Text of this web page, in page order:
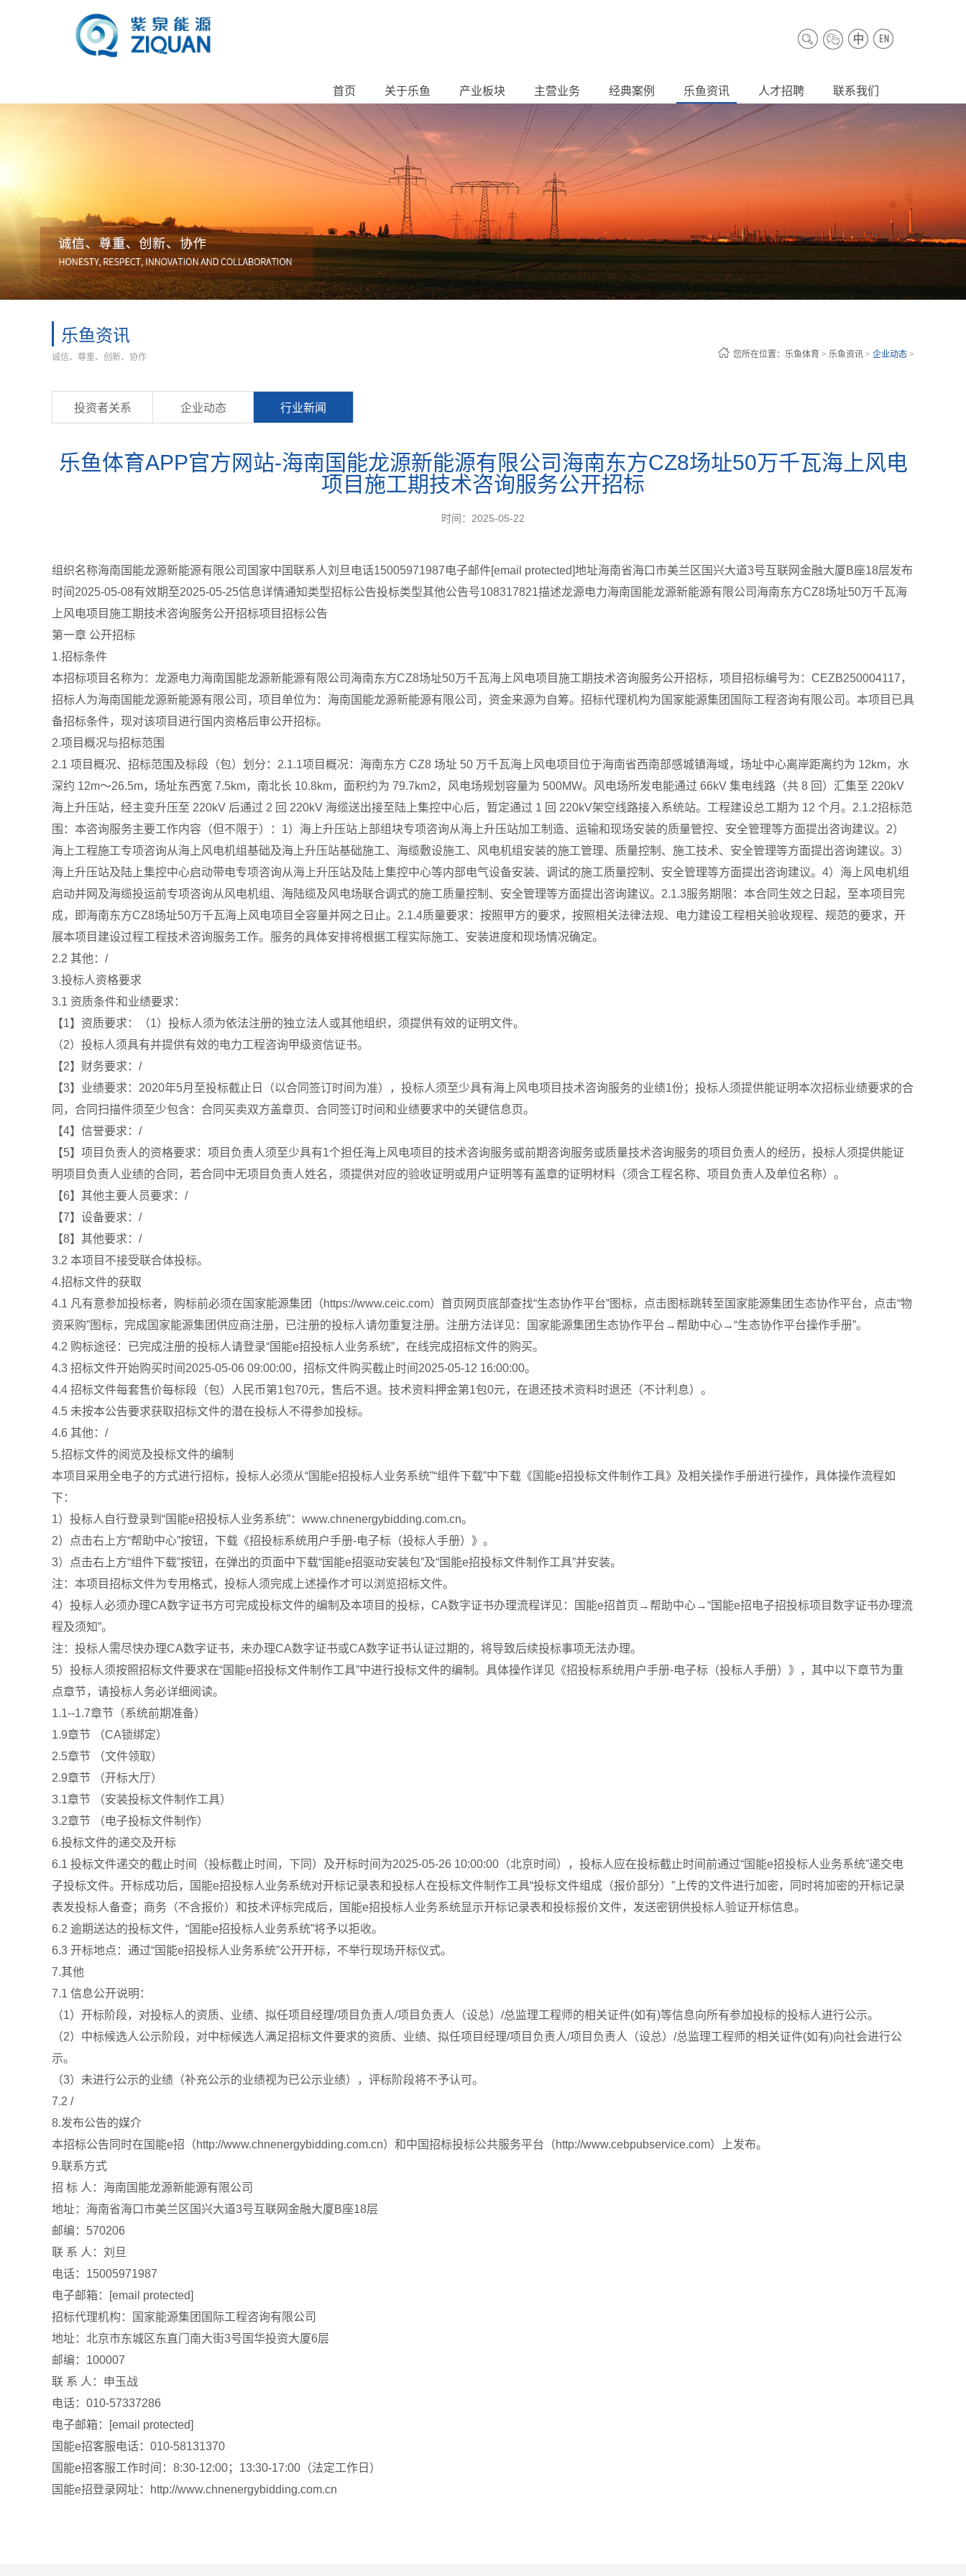
首页 关于乐鱼 产业板块 主营业务 经典案例 乐鱼资讯 人才招聘 联系我们
乐鱼资讯
诚信、尊重、创新、协作 您所在位置： 乐鱼体育 > 乐鱼资讯 > 企业动态 >
投资者关系 企业动态 行业新闻
乐鱼体育APP官方网站-海南国能龙源新能源有限公司海南东方CZ8场址50万千瓦海上风电
项目施工期技术咨询服务公开招标
时间：2025-05-22
组织名称海南国能龙源新能源有限公司国家中国联系人刘旦电话15005971987电子邮件[email protected]地址海南省海口市美兰区国兴大道3号互联网金融大厦B座18层发布
时间2025-05-08有效期至2025-05-25信息详情通知类型招标公告投标类型其他公告号108317821描述龙源电力海南国能龙源新能源有限公司海南东方CZ8场址50万千瓦海
上风电项目施工期技术咨询服务公开招标项目招标公告
第一章 公开招标
1.招标条件
本招标项目名称为：龙源电力海南国能龙源新能源有限公司海南东方CZ8场址50万千瓦海上风电项目施工期技术咨询服务公开招标，项目招标编号为：CEZB250004117，
招标人为海南国能龙源新能源有限公司，项目单位为：海南国能龙源新能源有限公司，资金来源为自筹。招标代理机构为国家能源集团国际工程咨询有限公司。本项目已具
备招标条件，现对该项目进行国内资格后审公开招标。
2.项目概况与招标范围
2.1 项目概况、招标范围及标段（包）划分：2.1.1项目概况：海南东方 CZ8 场址 50 万千瓦海上风电项目位于海南省西南部感城镇海域，场址中心离岸距离约为 12km，水
深约 12m～26.5m，场址东西宽 7.5km，南北长 10.8km，面积约为 79.7km2，风电场规划容量为 500MW。风电场所发电能通过 66kV 集电线路（共 8 回）汇集至 220kV
海上升压站，经主变升压至 220kV 后通过 2 回 220kV 海缆送出接至陆上集控中心后，暂定通过 1 回 220kV架空线路接入系统站。工程建设总工期为 12 个月。2.1.2招标范
围：本咨询服务主要工作内容（但不限于）：1）海上升压站上部组块专项咨询从海上升压站加工制造、运输和现场安装的质量管控、安全管理等方面提出咨询建议。2）
海上工程施工专项咨询从海上风电机组基础及海上升压站基础施工、海缆敷设施工、风电机组安装的施工管理、质量控制、施工技术、安全管理等方面提出咨询建议。3）
海上升压站及陆上集控中心启动带电专项咨询从海上升压站及陆上集控中心等内部电气设备安装、调试的施工质量控制、安全管理等方面提出咨询建议。4）海上风电机组
启动并网及海缆投运前专项咨询从风电机组、海陆缆及风电场联合调式的施工质量控制、安全管理等方面提出咨询建议。2.1.3服务期限：本合同生效之日起，至本项目完
成，即海南东方CZ8场址50万千瓦海上风电项目全容量并网之日止。2.1.4质量要求：按照甲方的要求，按照相关法律法规、电力建设工程相关验收规程、规范的要求，开
展本项目建设过程工程技术咨询服务工作。服务的具体安排将根据工程实际施工、安装进度和现场情况确定。
2.2 其他：/
3.投标人资格要求
3.1 资质条件和业绩要求：
【1】资质要求：（1）投标人须为依法注册的独立法人或其他组织，须提供有效的证明文件。
（2）投标人须具有并提供有效的电力工程咨询甲级资信证书。
【2】财务要求：/
【3】业绩要求：2020年5月至投标截止日（以合同签订时间为准），投标人须至少具有海上风电项目技术咨询服务的业绩1份；投标人须提供能证明本次招标业绩要求的合
同，合同扫描件须至少包含：合同买卖双方盖章页、合同签订时间和业绩要求中的关键信息页。
【4】信誉要求：/
【5】项目负责人的资格要求：项目负责人须至少具有1个担任海上风电项目的技术咨询服务或前期咨询服务或质量技术咨询服务的项目负责人的经历，投标人须提供能证
明项目负责人业绩的合同，若合同中无项目负责人姓名，须提供对应的验收证明或用户证明等有盖章的证明材料（须含工程名称、项目负责人及单位名称）。
【6】其他主要人员要求：/
【7】设备要求：/
【8】其他要求：/
3.2 本项目不接受联合体投标。
4.招标文件的获取
4.1 凡有意参加投标者，购标前必须在国家能源集团（https://www.ceic.com）首页网页底部查找“生态协作平台”图标，点击图标跳转至国家能源集团生态协作平台，点击“物
资采购”图标，完成国家能源集团供应商注册，已注册的投标人请勿重复注册。注册方法详见：国家能源集团生态协作平台→帮助中心→“生态协作平台操作手册”。
4.2 购标途径：已完成注册的投标人请登录“国能e招投标人业务系统”，在线完成招标文件的购买。
4.3 招标文件开始购买时间2025-05-06 09:00:00，招标文件购买截止时间2025-05-12 16:00:00。
4.4 招标文件每套售价每标段（包）人民币第1包70元，售后不退。技术资料押金第1包0元，在退还技术资料时退还（不计利息）。
4.5 未按本公告要求获取招标文件的潜在投标人不得参加投标。
4.6 其他：/
5.招标文件的阅览及投标文件的编制
本项目采用全电子的方式进行招标，投标人必须从“国能e招投标人业务系统”“组件下载”中下载《国能e招投标文件制作工具》及相关操作手册进行操作，具体操作流程如
下：
1）投标人自行登录到“国能e招投标人业务系统”：www.chnenergybidding.com.cn。
2）点击右上方“帮助中心”按钮，下载《招投标系统用户手册-电子标（投标人手册）》。
3）点击右上方“组件下载”按钮，在弹出的页面中下载“国能e招驱动安装包”及“国能e招投标文件制作工具”并安装。
注：本项目招标文件为专用格式，投标人须完成上述操作才可以浏览招标文件。
4）投标人必须办理CA数字证书方可完成投标文件的编制及本项目的投标，CA数字证书办理流程详见：国能e招首页→帮助中心→“国能e招电子招投标项目数字证书办理流
程及须知”。
注：投标人需尽快办理CA数字证书，未办理CA数字证书或CA数字证书认证过期的，将导致后续投标事项无法办理。
5）投标人须按照招标文件要求在“国能e招投标文件制作工具”中进行投标文件的编制。具体操作详见《招投标系统用户手册-电子标（投标人手册）》，其中以下章节为重
点章节，请投标人务必详细阅读。
1.1--1.7章节（系统前期准备）
1.9章节 （CA锁绑定）
2.5章节 （文件领取）
2.9章节 （开标大厅）
3.1章节 （安装投标文件制作工具）
3.2章节 （电子投标文件制作）
6.投标文件的递交及开标
6.1 投标文件递交的截止时间（投标截止时间，下同）及开标时间为2025-05-26 10:00:00（北京时间），投标人应在投标截止时间前通过“国能e招投标人业务系统”递交电
子投标文件。开标成功后，国能e招投标人业务系统对开标记录表和投标人在投标文件制作工具“投标文件组成（报价部分）”上传的文件进行加密，同时将加密的开标记录
表发投标人备查；商务（不含报价）和技术评标完成后，国能e招投标人业务系统显示开标记录表和投标报价文件，发送密钥供投标人验证开标信息。
6.2 逾期送达的投标文件，“国能e招投标人业务系统”将予以拒收。
6.3 开标地点：通过“国能e招投标人业务系统”公开开标，不举行现场开标仪式。
7.其他
7.1 信息公开说明：
（1）开标阶段，对投标人的资质、业绩、拟任项目经理/项目负责人/项目负责人（设总）/总监理工程师的相关证件(如有)等信息向所有参加投标的投标人进行公示。
（2）中标候选人公示阶段，对中标候选人满足招标文件要求的资质、业绩、拟任项目经理/项目负责人/项目负责人（设总）/总监理工程师的相关证件(如有)向社会进行公
示。
（3）未进行公示的业绩（补充公示的业绩视为已公示业绩），评标阶段将不予认可。
7.2 /
8.发布公告的媒介
本招标公告同时在国能e招（http://www.chnenergybidding.com.cn）和中国招标投标公共服务平台（http://www.cebpubservice.com）上发布。
9.联系方式
招 标 人：海南国能龙源新能源有限公司
地址：海南省海口市美兰区国兴大道3号互联网金融大厦B座18层
邮编：570206
联 系 人：刘旦
电话：15005971987
电子邮箱：[email protected]
招标代理机构：国家能源集团国际工程咨询有限公司
地址：北京市东城区东直门南大街3号国华投资大厦6层
邮编：100007
联 系 人：申玉战
电话：010-57337286
电子邮箱：[email protected]
国能e招客服电话：010-58131370
国能e招客服工作时间：8:30-12:00；13:30-17:00（法定工作日）
国能e招登录网址：http://www.chnenergybidding.com.cn